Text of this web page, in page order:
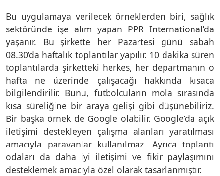
Bu uygulamaya verilecek örneklerden biri, sağlık
sektöründe işe alım yapan PPR International’da
yaşanır. Bu şirkette her Pazartesi günü sabah
08.30’da haftalık toplantılar yapılır. 10 dakika süren
toplantılarda şirketteki herkes, her departmanın o
hafta ne üzerinde çalışacağı hakkında kısaca
bilgilendirilir. Bunu, futbolcuların mola sırasında
kısa süreliğine bir araya gelişi gibi düşünebiliriz.
Bir başka örnek de Google olabilir. Google’da açık
iletişimi destekleyen çalışma alanları yaratılması
amacıyla paravanlar kullanılmaz. Ayrıca toplantı
odaları da daha iyi iletişimi ve fikir paylaşımını
desteklemek amacıyla özel olarak tasarlanmıştır.